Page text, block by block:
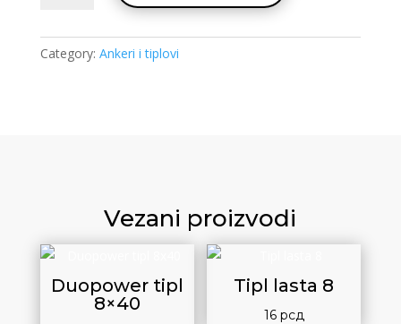
Category: Ankeri i tiplovi
Vezani proizvodi
Duopower tipl
8×40
Tipl lasta 8
16 рсд